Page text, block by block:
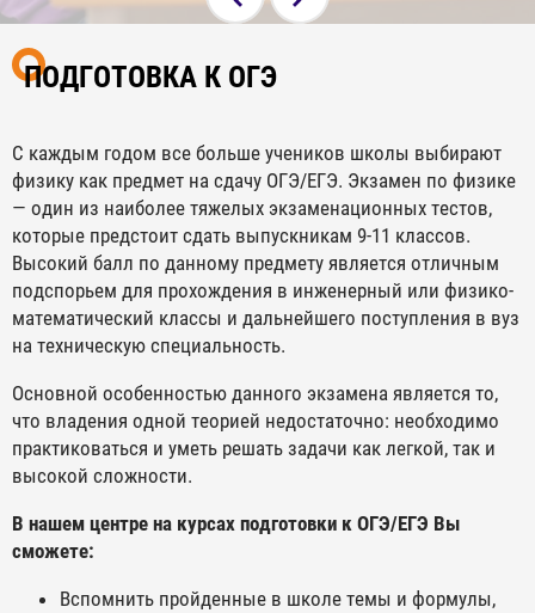
ПОДГОТОВКА К ОГЭ
С каждым годом все больше учеников школы выбирают
физику как предмет на сдачу ОГЭ/ЕГЭ. Экзамен по физике
— один из наиболее тяжелых экзаменационных тестов,
которые предстоит сдать выпускникам 9-11 классов.
Высокий балл по данному предмету является отличным
подспорьем для прохождения в инженерный или физико-
математический классы и дальнейшего поступления в вуз
на техническую специальность.
Основной особенностью данного экзамена является то,
что владения одной теорией недостаточно: необходимо
практиковаться и уметь решать задачи как легкой, так и
высокой сложности.
В нашем центре на курсах подготовки к ОГЭ/ЕГЭ Вы
сможете:
Вспомнить пройденные в школе темы и формулы,